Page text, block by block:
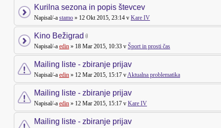
Kurilna sezona in popis števcev
Napisal/-a stamo » 12 Okt 2015, 23:14 v Kare IV
Kino Bežigrad
Napisal/-a edin » 18 Mar 2015, 10:33 v Šport in prosti čas
Mailing liste - zbiranje prijav
Napisal/-a edin » 12 Mar 2015, 15:17 vAktualna problematika
Mailing liste - zbiranje prijav
Napisal/-a edin » 12 Mar 2015, 15:17 v Kare IV
Mailing liste - zbiranje prijav